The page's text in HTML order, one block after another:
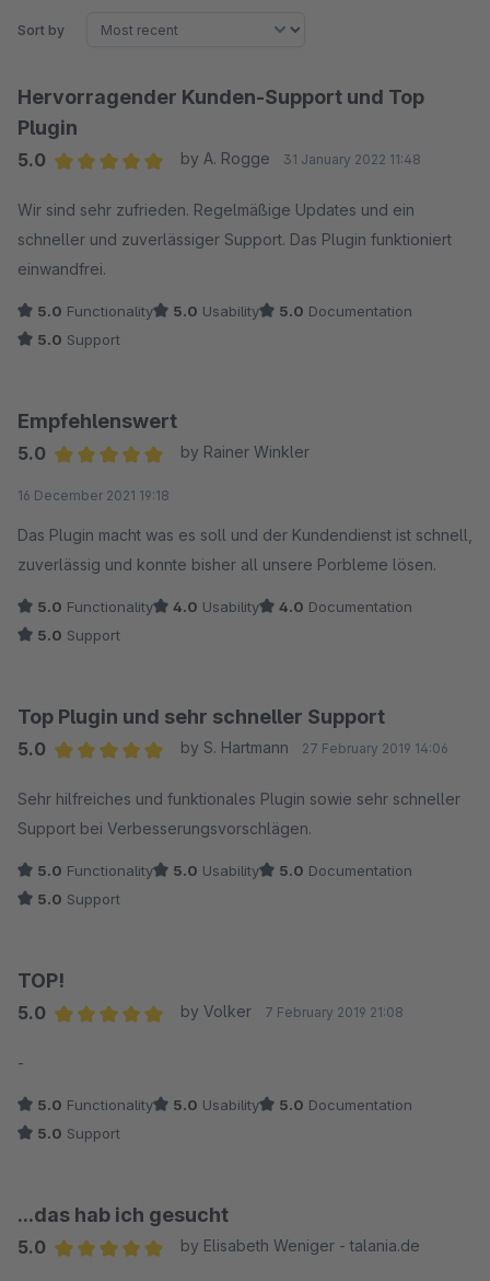
Sort by
Hervorragender Kunden-Support und Top
Plugin
5.0
by A. Rogge 31 January 2022 11:48
Wir sind sehr zufrieden. Regelmäßige Updates und ein
schneller und zuverlässiger Support. Das Plugin funktioniert
einwandfrei.
5.0 Functionality 5.0 Usability 5.0 Documentation
5.0 Support
Empfehlenswert
5.0
by Rainer Winkler
16 December 2021 19:18
Das Plugin macht was es soll und der Kundendienst ist schnell,
zuverlässig und konnte bisher all unsere Porbleme lösen.
5.0 Functionality 4.0 Usability 4.0 Documentation
5.0 Support
Top Plugin und sehr schneller Support
5.0
by S. Hartmann 27 February 2019 14:06
Sehr hilfreiches und funktionales Plugin sowie sehr schneller
Support bei Verbesserungsvorschlägen.
5.0 Functionality 5.0 Usability 5.0 Documentation
5.0 Support
TOP!
5.0
by Volker 7 February 2019 21:08
-
5.0 Functionality 5.0 Usability 5.0 Documentation
5.0 Support
...das hab ich gesucht
5.0
by Elisabeth Weniger - talania.de